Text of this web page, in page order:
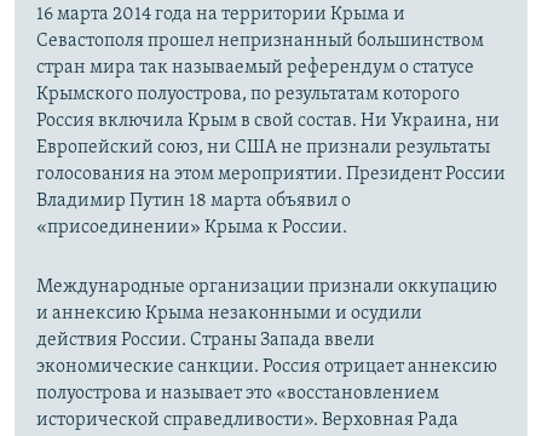
16 марта 2014 года на территории Крыма и
Севастополя прошел непризнанный большинством
стран мира так называемый референдум о статусе
Крымского полуострова, по результатам которого
Россия включила Крым в свой состав. Ни Украина, ни
Европейский союз, ни США не признали результаты
голосования на этом мероприятии. Президент России
Владимир Путин 18 марта объявил о
«присоединении» Крыма к России.
Международные организации признали оккупацию
и аннексию Крыма незаконными и осудили
действия России. Страны Запада ввели
экономические санкции. Россия отрицает аннексию
полуострова и называет это «восстановлением
исторической справедливости». Верховная Рада